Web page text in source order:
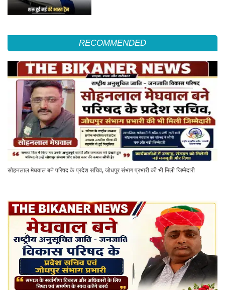
RECOMMENDED
सोहनलाल मेघवाल बने परिषद के प्रदेश सचिव, जोधपुर संभाग प्रभारी की भी मिली जिम्मेदारी